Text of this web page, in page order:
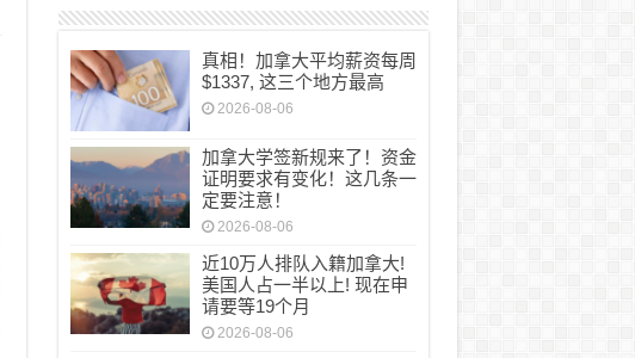
真相！加拿大平均薪资每周
$1337, 这三个地方最高
2026-08-06
加拿大学签新规来了！资金
证明要求有变化！这几条一
定要注意！
2026-08-06
近10万人排队入籍加拿大!
美国人占一半以上! 现在申
请要等19个月
2026-08-06